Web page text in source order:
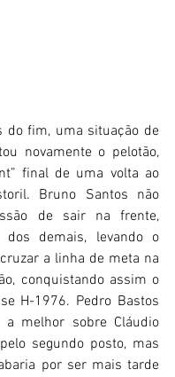
do fim, uma situação de
novamente o pelotão,
final de uma volta ao
Bruno Santos não
de sair na frente,
dos demais, levando o
a linha de meta na
conquistando assim o
H-1976. Pedro Bastos
a melhor sobre Cláudio
segundo posto, mas
por ser mais tarde